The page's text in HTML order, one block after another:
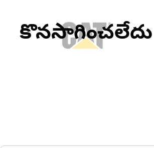
కొనసాగించలేదు